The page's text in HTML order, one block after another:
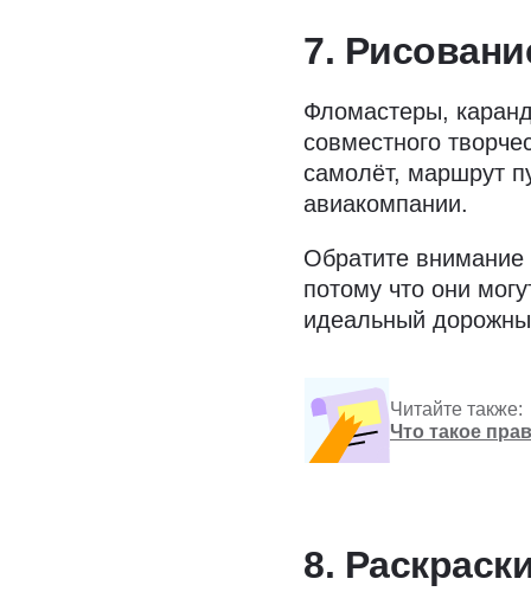
7.
Фломастеры,
совместного
самолёт, маршрут
авиакомпании.
Обратите
потому что они
идеальный
Читайте также:
Что такое
8.